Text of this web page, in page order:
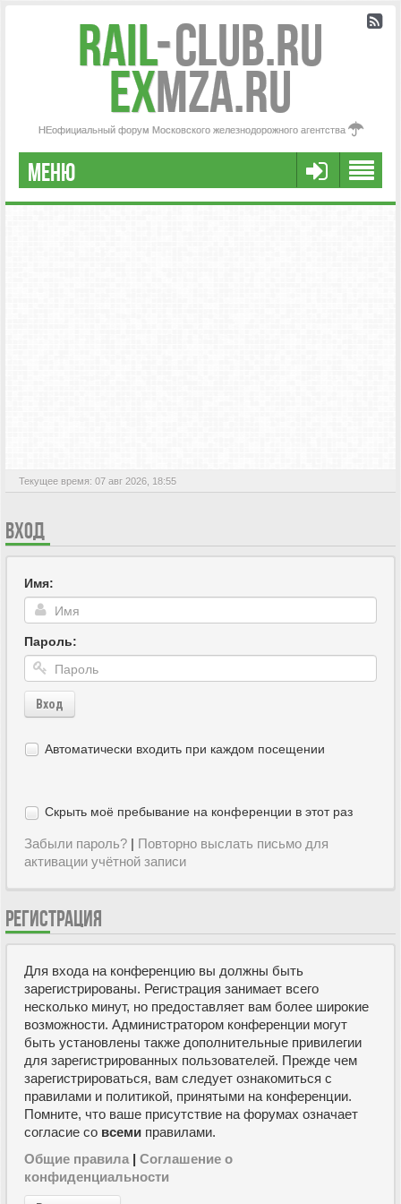
Rail-Club.RU
exMZA.RU
НЕофициальный форум Московского железнодорожного агентства
МЕНЮ
РЕГИСТРАЦИЯ
Текущее время: 07 авг 2026, 18:55
ВХОД
Имя:
Пароль:
Вход
Автоматически входить при каждом посещении
Скрыть моё пребывание на конференции в этот раз
Забыли пароль? | Повторно выслать письмо для
активации учётной записи
РЕГИСТРАЦИЯ
Для входа на конференцию вы должны быть
зарегистрированы. Регистрация занимает всего
несколько минут, но предоставляет вам более широкие
возможности. Администратором конференции могут
быть установлены также дополнительные привилегии
для зарегистрированных пользователей. Прежде чем
зарегистрироваться, вам следует ознакомиться с
правилами и политикой, принятыми на конференции.
Помните, что ваше присутствие на форумах означает
согласие со всеми правилами.
Общие правила | Соглашение о
конфиденциальности